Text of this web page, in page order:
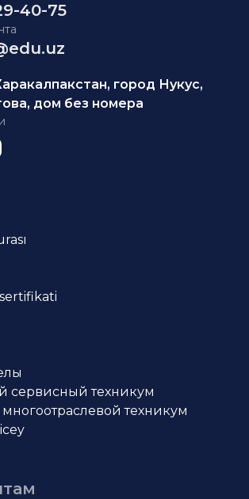
40-75
город Нукус,
дом без номера
сервисный техникум
техникум